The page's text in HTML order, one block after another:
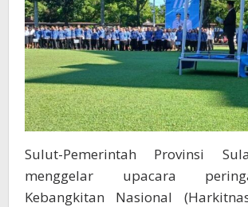
Sulut-Pemerintah Provinsi
menggelar upacara
Kebangkitan Nasional